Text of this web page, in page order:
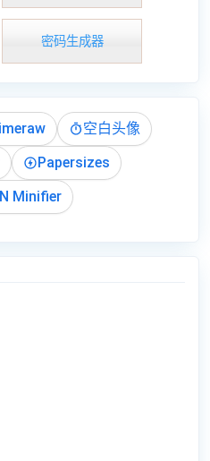
密码生成器
空白头像
Papersizes
Minifier